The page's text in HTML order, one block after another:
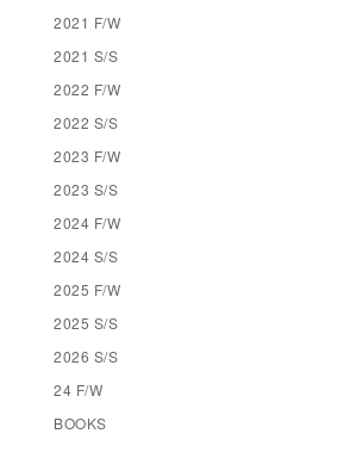
2021 F/W
2021 S/S
2022 F/W
2022 S/S
2023 F/W
2023 S/S
2024 F/W
2024 S/S
2025 F/W
2025 S/S
2026 S/S
24 F/W
BOOKS